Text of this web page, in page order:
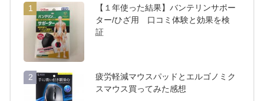
1
【１年使った結果】バンテリンサポー
ター/ひざ用 口コミ体験と効果を検
証
2
疲労軽減マウスパッドとエルゴノミク
スマウス買ってみた感想